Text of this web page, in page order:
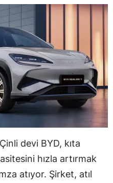
devi BYD, kıta
hızla artırmak
atıyor. Şirket, atıl